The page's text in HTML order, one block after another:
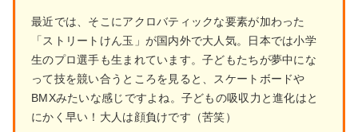
最近では、そこにアクロバティックな要素が加わった
「ストリートけん玉」が国内外で大人気。日本では小学
生のプロ選手も生まれています。子どもたちが夢中にな
って技を競い合うところを見ると、スケートボードや
BMXみたいな感じですよね。子どもの吸収力と進化はと
にかく早い！大人は顔負けです（苦笑）